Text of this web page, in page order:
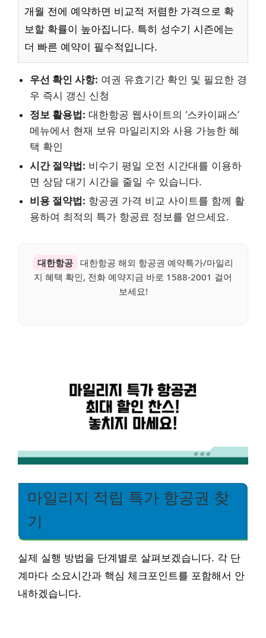
개월 전에 예약하면 비교적 저렴한 가격으로 확
보할 확률이 높아집니다. 특히 성수기 시즌에는
더 빠른 예약이 필수적입니다.
우선 확인 사항: 여권 유효기간 확인 및 필요한 경
우 즉시 갱신 신청
정보 활용법: 대한항공 웹사이트의 ‘스카이패스’
메뉴에서 현재 보유 마일리지와 사용 가능한 혜
택 확인
시간 절약법: 비수기 평일 오전 시간대를 이용하
면 상담 대기 시간을 줄일 수 있습니다.
비용 절약법: 항공권 가격 비교 사이트를 함께 활
용하여 최적의 특가 항공료 정보를 얻으세요.
대한항공 대한항공 해외 항공권 예약특가/마일리
지 혜택 확인, 전화 예약지금 바로 1588-2001 걸어
보세요!
마일리지 적립 특가 항공권 찾
기
실제 실행 방법을 단계별로 살펴보겠습니다. 각 단
계마다 소요시간과 핵심 체크포인트를 포함해서 안
내하겠습니다.